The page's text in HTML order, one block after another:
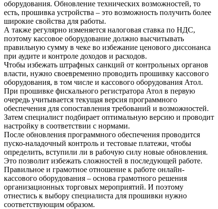
оборудования. Обновление технических возможностей, то
есть, прошивка устройства – это возможность получить более
широкие свойства для работы.
А также регулярно изменяется налоговая ставка по НДС,
поэтому кассовое оборудование должно высчитывать
правильную сумму в чеке во избежание ценового диссонанса
при аудите и контроле доходов и расходов.
Чтобы избежать штрафных санкций от контрольных органов
власти, нужно своевременно проводить прошивку кассового
оборудования, в том числе и кассового оборудования Атол.
При прошивке фискального регистратора Атол в первую
очередь учитывается текущая версия программного
обеспечения для сопоставления требований и возможностей.
Затем специалист подбирает оптимальную версию и проводит
настройку в соответствии с нормами.
После обновления программного обеспечения проводится
пуско-наладочный контроль и тестовые платежи, чтобы
определить, вступили ли в рабочую силу новые обновления.
Это позволит избежать сложностей в последующей работе.
Правильное и грамотное отношение к работе онлайн-
кассового оборудования – основа грамотного решения
организационных торговых мероприятий. И поэтому
отнестись к выбору специалиста для прошивки нужно
соответствующим образом.